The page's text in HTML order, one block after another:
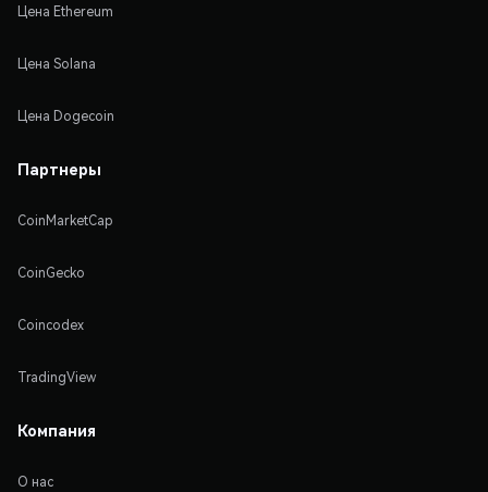
Цена Ethereum
Цена Solana
Цена Dogecoin
Партнеры
CoinMarketCap
CoinGecko
Coincodex
TradingView
Компания
О нас